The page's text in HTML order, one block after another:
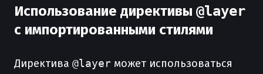
Использование директивы @layer
с импортированными стилями
Директива @layer может использоваться